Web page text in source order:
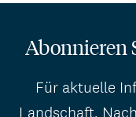
Abonnieren
Für aktuelle
Landschaft,